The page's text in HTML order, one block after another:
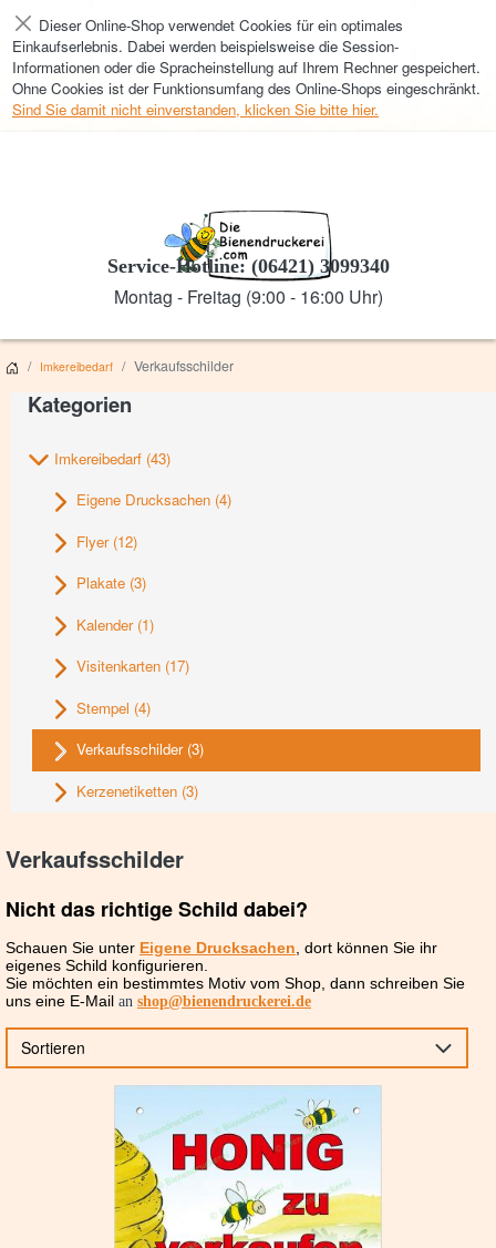
Schließen
Dieser Online-Shop verwendet Cookies für ein optimales
Einkaufserlebnis. Dabei werden beispielsweise die Session-
Informationen oder die Spracheinstellung auf Ihrem Rechner gespeichert.
Ohne Cookies ist der Funktionsumfang des Online-Shops eingeschränkt.
Sind Sie damit nicht einverstanden, klicken Sie bitte hier.
Service-Hotline: (06421) 3099340
Montag - Freitag (9:00 - 16:00 Uhr)
Imkereibedarf Verkaufsschilder
Kategorien
Imkereibedarf (43)
Eigene Drucksachen (4)
Flyer (12)
Plakate (3)
Kalender (1)
Visitenkarten (17)
Stempel (4)
Verkaufsschilder (3)
Kerzenetiketten (3)
Verkaufsschilder
Nicht das richtige Schild dabei?
Schauen Sie unter Eigene Drucksachen, dort können Sie ihr
eigenes Schild konfigurieren.
Sie möchten ein bestimmtes Motiv vom Shop, dann schreiben Sie
uns eine E-Mail an shop@bienendruckerei.de
Sortieren